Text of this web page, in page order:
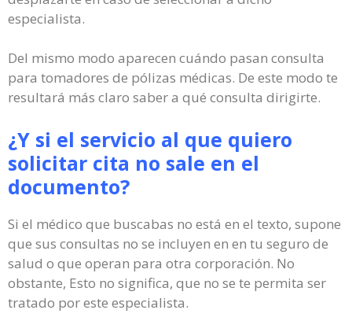
especialista.
Del mismo modo aparecen cuándo pasan consulta
para tomadores de pólizas médicas. De este modo te
resultará más claro saber a qué consulta dirigirte.
¿Y si el servicio al que quiero
solicitar cita no sale en el
documento?
Si el médico que buscabas no está en el texto, supone
que sus consultas no se incluyen en en tu seguro de
salud o que operan para otra corporación. No
obstante, Esto no significa, que no se te permita ser
tratado por este especialista.